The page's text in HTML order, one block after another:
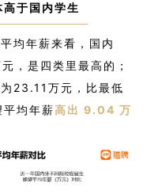
于国内学生
均年薪来看，国内
，是四类里最高的；
为23.11万元，比最低
均年薪高出 9.04 万